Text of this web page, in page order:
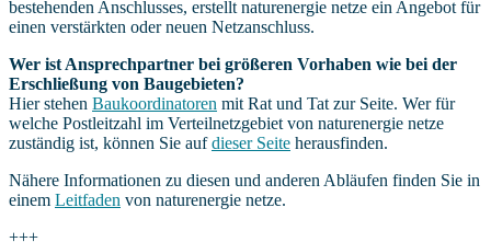
bestehenden Anschlusses, erstellt naturenergie netze ein Angebot für
einen verstärkten oder neuen Netzanschluss.
Wer ist Ansprechpartner bei größeren Vorhaben wie bei der
Erschließung von Baugebieten?
Hier stehen Baukoordinatoren mit Rat und Tat zur Seite. Wer für
welche Postleitzahl im Verteilnetzgebiet von naturenergie netze
zuständig ist, können Sie aufdieser Seite herausfinden.
Nähere Informationen zu diesen und anderen Abläufen finden Sie in
einem Leitfaden von naturenergie netze.
+++